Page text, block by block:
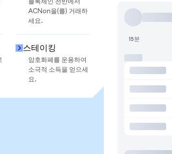
블록체인 전반에서
ACNon을(를) 거래하
세요.
스테이킹
암호화폐를 운용하여
소극적 소득을 얻으세
요.
15분